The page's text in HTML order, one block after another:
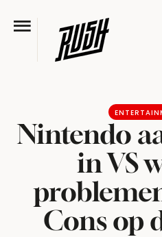
Nintendo
in VS
Cons op